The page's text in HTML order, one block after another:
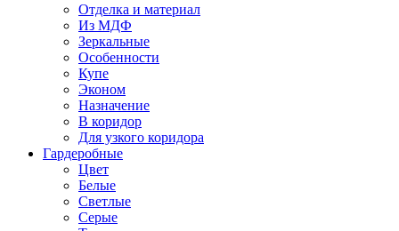
Отделка и материал
Из МДФ
Зеркальные
Особенности
Купе
Эконом
Назначение
В коридор
Для узкого коридора
Гардеробные
Цвет
Белые
Светлые
Серые